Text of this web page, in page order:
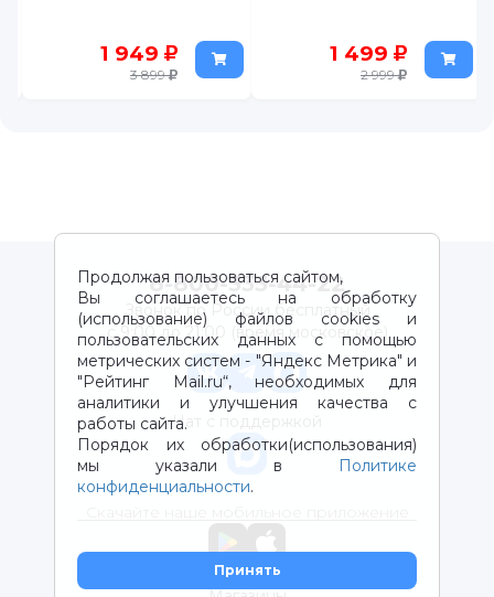
1 949
3 899
1 499
2 999
Продолжая пользоваться сайтом,
Вы соглашаетесь на обработку
(использование) файлов cookies и
пользовательских данных с помощью
метрических систем - "Яндекс Метрика" и
"Рейтинг Mail.ru“, необходимых для
аналитики и улучшения качества с
работы сайта.
Порядок их обработки(использования)
мы указали в
Политике
конфиденциальности.
Принять
8-800-333-44-22
Звонок по России бесплатный
с 9:00 до 21:00 (время московское)
Чат с поддержкой